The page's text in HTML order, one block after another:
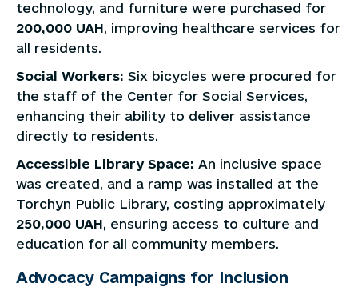
technology, and furniture were purchased for
200,000 UAH, improving healthcare services for
all residents.
Social Workers: Six bicycles were procured for
the staff of the Center for Social Services,
enhancing their ability to deliver assistance
directly to residents.
Accessible Library Space: An inclusive space
was created, and a ramp was installed at the
Torchyn Public Library, costing approximately
250,000 UAH, ensuring access to culture and
education for all community members.
Advocacy Campaigns for Inclusion